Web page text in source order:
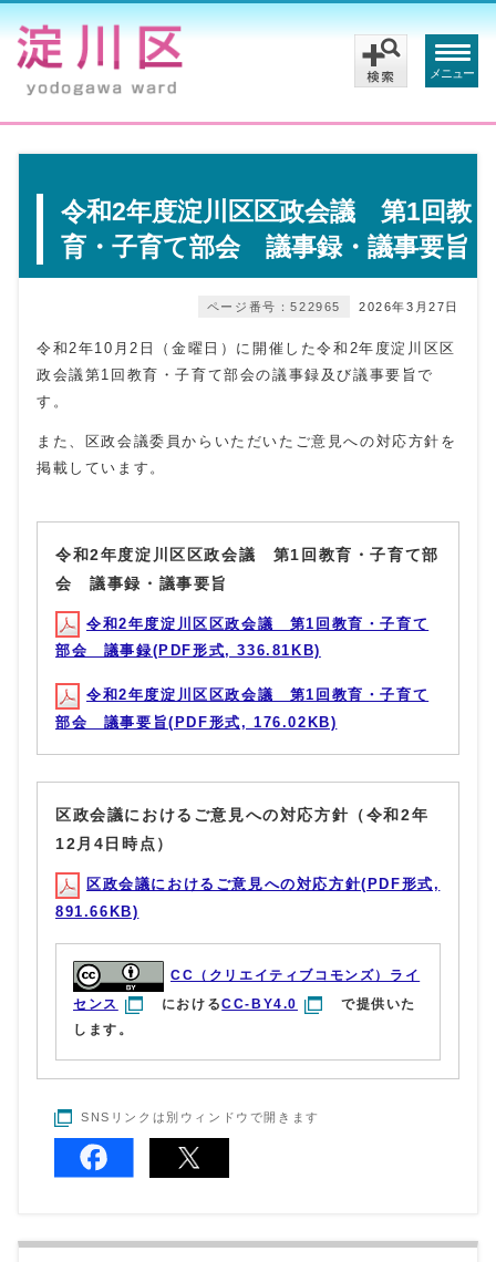
メニュー
令和2年度淀川区区政会議 第1回教
育・子育て部会 議事録・議事要旨
2026年3月27日
ページ番号：522965
令和2年10月2日（金曜日）に開催した令和2年度淀川区区
政会議第1回教育・子育て部会の議事録及び議事要旨で
す。
また、区政会議委員からいただいたご意見への対応方針を
掲載しています。
令和2年度淀川区区政会議 第1回教育・子育て部
会 議事録・議事要旨
令和2年度淀川区区政会議 第1回教育・子育て
部会 議事録(PDF形式, 336.81KB)
令和2年度淀川区区政会議 第1回教育・子育て
部会 議事要旨(PDF形式, 176.02KB)
区政会議におけるご意見への対応方針（令和2年
12月4日時点）
区政会議におけるご意見への対応方針(PDF形式,
891.66KB)
CC（クリエイティブコモンズ）ライ
センス
におけるCC-BY4.0
で提供いた
します。
SNSリンクは別ウィンドウで開きます